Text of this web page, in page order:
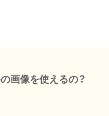
画像を使えるの？